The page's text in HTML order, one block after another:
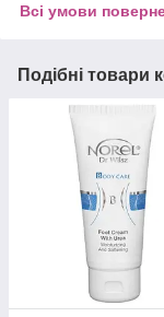
Всі умови
Подібні товари